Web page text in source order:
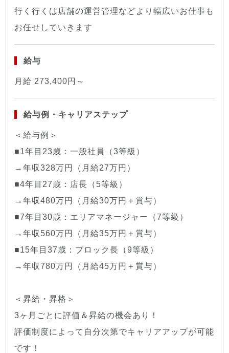
行く行くは店舗の運営管理などより幅広いお仕事も
お任せしていきます
給与
月給 273,400円～
給与例・キャリアステップ
＜給与例＞
■1年目23歳：一般社員（3等級）
→年収328万円（月給27万円）
■4年目27歳：店長（5等級）
→年収480万円（月給30万円＋賞与）
■7年目30歳：エリアマネージャー（7等級）
→年収560万円（月給35万円＋賞与）
■15年目37歳：ブロック長（9等級）
→年収780万円（月給45万円＋賞与）
＜昇給・昇格＞
3ヶ月ごとに評価＆昇給の機会あり！
評価制度によって自分次第でキャリアアップが可能
です！